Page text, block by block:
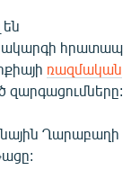
հրատապ
ռազմական
զարգացումները:
Ղարաբաղի